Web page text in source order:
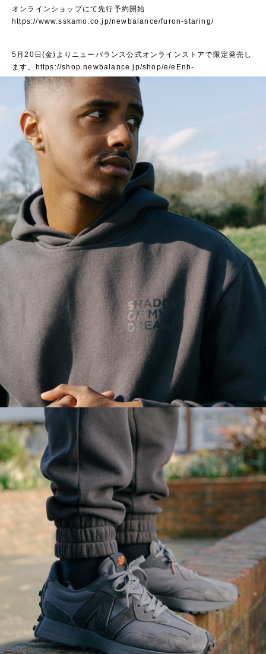
オンラインショップにて先行予約開始
https://www.sskamo.co.jp/newbalance/furon-staring/
5月20日(金)よりニューバランス公式オンラインストアで限定発売し
ます。 https://shop.newbalance.jp/shop/e/eEnb-
shadowofmydreams